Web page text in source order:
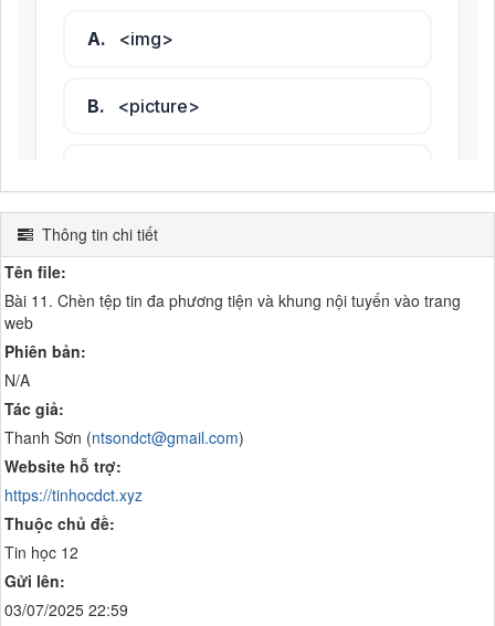
Thông tin chi tiết
Tên file:
Bài 11. Chèn tệp tin đa phương tiện và khung nội tuyến vào trang
web
Phiên bản:
N/A
Tác giả:
Thanh Sơn (ntsondct@gmail.com)
Website hỗ trợ:
https://tinhocdct.xyz
Thuộc chủ đề:
Tin học 12
Gửi lên:
03/07/2025 22:59